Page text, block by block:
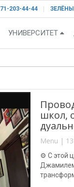
71-203-44-44
УНИВЕРСИТЕТ
школ,
Menu |
⚙️ С этой
Джамилем